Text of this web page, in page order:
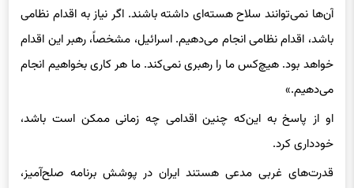
باشد، اقدام نظامی انجام می‌دهیم. اسرائیل، مشخصاً، رهبر این اقدام
خواهد بود. هیچ‌کس ما را رهبری نمی‌کند. ما هر کاری بخواهیم انجام
می‌دهیم.»
او از پاسخ به این‌که چنین اقدامی چه زمانی ممکن است باشد،
خودداری کرد.
قدرت‌های غربی مدعی هستند ایران در پوشش برنامه صلح‌آمیز،
قصد دارد به طور مخفیانه به ساخت سلاح هسته‌ای بپردازد. این